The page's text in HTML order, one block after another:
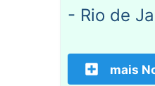
- Rio de
mais